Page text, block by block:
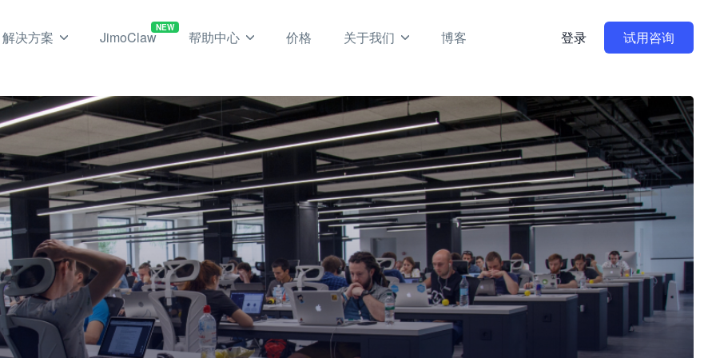
解决方案 JimoClaw
NEW
帮助中心 价格 关于我们 博客 登录 试用咨询